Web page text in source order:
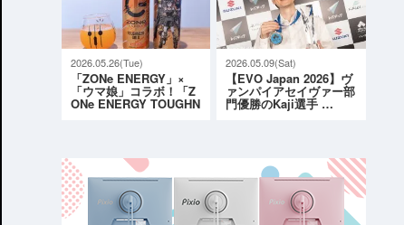
2026.05.26(Tue)
「ZONe ENERGY」×
「ウマ娘」コラボ！「Z
ONe ENERGY TOUGHN
2026.05.09(Sat)
【EVO Japan 2026】ヴ
ァンパイアセイヴァー部
門優勝のKaji選手 …